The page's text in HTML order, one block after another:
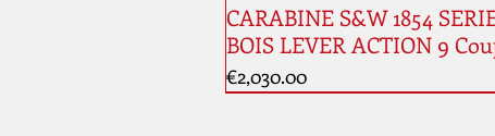
CARABINE S&W 1854
BOIS LEVER ACTION 9
Price
€2,030.00